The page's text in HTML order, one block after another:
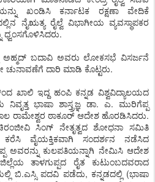
ಖಂಡಿಸಿ ಕರ್ನಾಟಕ ರಕ್ಷಣಾ ವೇದಿಕೆ
ನೈಋತ್ಯ ರೈಲ್ವೆ ವಿಭಾಗೀಯ ವ್ಯವಸ್ಥಾಪಕರ
ಧ್ವಂಸಗೊಳಿಸಿದರು.
ಅಹ್ಮದ್ ಬದಾವಿ ಅವರು ಲೋಕಸಭೆ ವಿಸರ್ಜನೆ
ದಾರಿ ಮಾಡಿ ಕೊಟ್ಟರು.
ಖಾಲಿ ಇದ್ದ ಹಂಪಿ ಕನ್ನಡ ವಿಶ್ವವಿದ್ಯಾಲಯದ
ಭಾಷಾ ಶಾಸ್ತ್ರಜ್ಞ ಡಾ. ಎ. ಮುರಿಗೆಪ್ಪ
ರಾಮೇಶ್ವರ ಠಾಕೂರ್ ಆದೇಶ ಹೊರಡಿಸಿದರು.
ಸಿಂಗ್ ನೇತೃತ್ವದ ಶೋಧನಾ ಸಮಿತಿ
ಕರೆಸಿ ವೈಯಕ್ತಿಕವಾಗಿ ಸಂದರ್ಶನ ನಡೆಸಿದ
ಅವರನ್ನು ಕುಲಪತಿಯನ್ನಾಗಿ ನೇಮಿಸಿ ಆದೇಶ
ತಾಳಗುಪ್ಪದ ರೈತ ಕುಟುಂಬದವರಾದ
ಬಿ.ಎಸ್ಸಿ ಪದವಿ ಪಡೆದು, ಕನ್ನಡದಲ್ಲಿ (ಭಾಷಾ